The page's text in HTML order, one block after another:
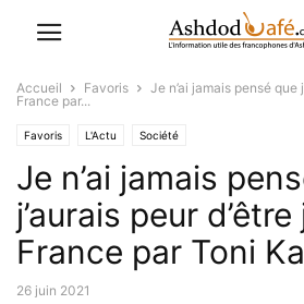
Accueil Favoris
Je n’ai jamais pensé que
France par...
Favoris L'Actu Société
Je n’ai jamais
j’aurais peur
France par Toni
26 juin 2021